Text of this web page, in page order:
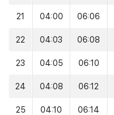
21 04:00 06:06
22 04:03 06:08
23 04:05 06:10
24 04:08 06:12
25 04:10 06:14